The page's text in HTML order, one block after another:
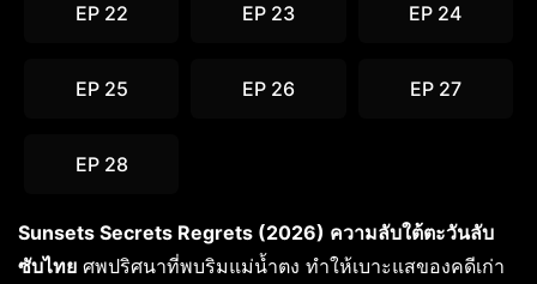
EP 22 EP 23 EP 24
EP 25 EP 26 EP 27
EP 28
Sunsets Secrets Regrets (2026) ความลับใต้ตะวันลับ
ซับไทย ศพปริศนาที่พบริมแม่น้ำตง ทำให้เบาะแสของคดีเก่า